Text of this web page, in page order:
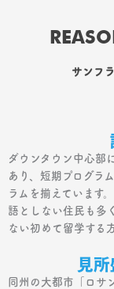
サンフ
ダウンタウン中心部
あり、短期プログラ
ラムを揃えています
語としない住民も多
ない初めて留学する
見
同州の大都市「ロサ